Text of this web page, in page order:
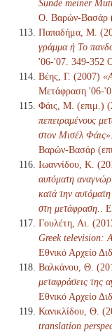
Sünde meiner
Ο. Βαρών-Βασάρ
Παπαδήμα, Μ.
γράμμα ή Το
'06-'07. 349-352
Βέης, Γ. (2007)
Μετάφραση '06-
Φάις, Μ. (επιμ.)
πεπειραμένους
στον Μισέλ Φάις».
Βαρών-Βασάρ
Ιωαννίδου, Κ.
αυτόματη
κατά την
στη μετάφραση.
.
Γουλέτη, Αι.
Greek television:
Εθνικό Αρχείο
Βαλκάνου, Θ.
μεταφράσεις της
Εθνικό Αρχείο
Κανικλίδου, Θ.
translation